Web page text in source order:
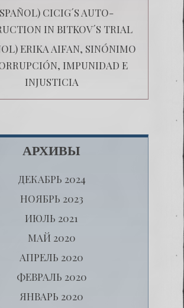
CICIG´S AUTO-
IN BITKOV´S TRIAL
ERIKA AIFAN, SINÓNIMO
IMPUNIDAD E
INJUSTICIA
АРХИВЫ
ДЕКАБРЬ 2024
НОЯБРЬ 2023
ИЮЛЬ 2021
МАЙ 2020
АПРЕЛЬ 2020
ФЕВРАЛЬ 2020
ЯНВАРЬ 2020